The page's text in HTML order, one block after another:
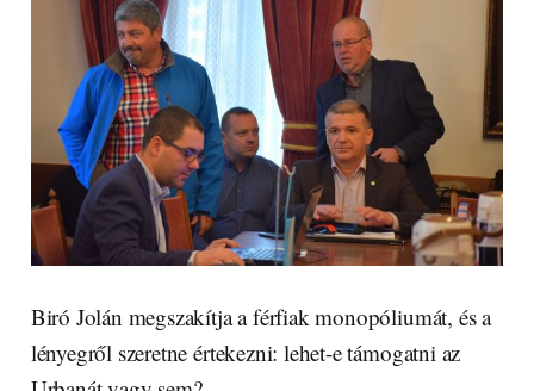
Biró Jolán megszakítja a férfiak monopóliumát, és a
lényegről szeretne értekezni: lehet-e támogatni az